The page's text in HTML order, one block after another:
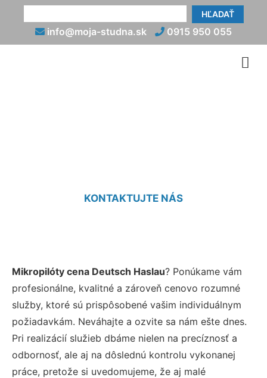
HĽADAŤ
info@moja-studna.sk 0915 950 055
KONTAKTUJTE NÁS
Mikropilóty cena Deutsch Haslau? Ponúkame vám
profesionálne, kvalitné a zároveň cenovo rozumné
služby, ktoré sú prispôsobené vašim individuálnym
požiadavkám. Neváhajte a ozvite sa nám ešte dnes.
Pri realizácií služieb dbáme nielen na precíznosť a
odbornosť, ale aj na dôslednú kontrolu vykonanej
práce, pretože si uvedomujeme, že aj malé